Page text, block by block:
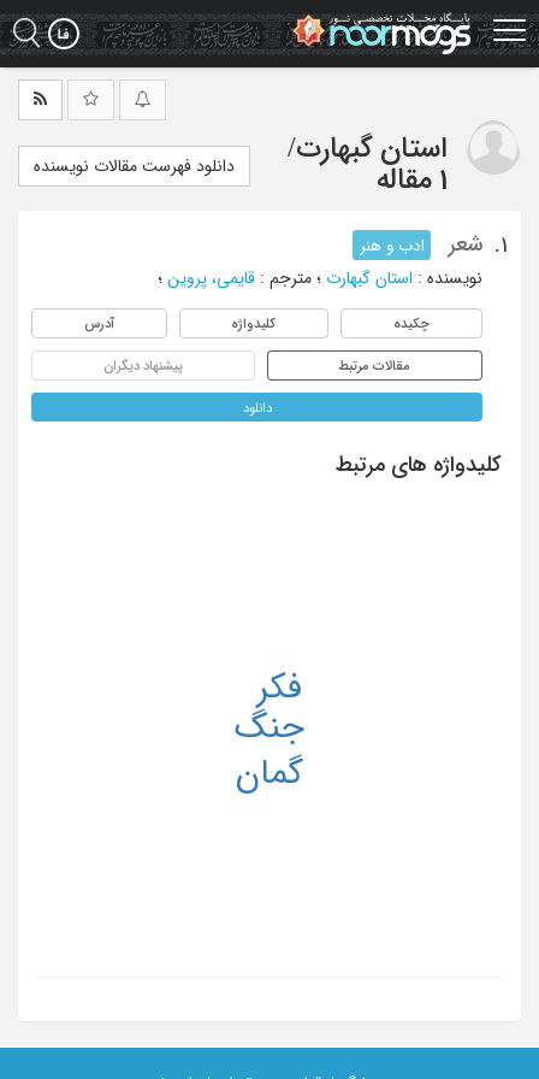
Skip
to
main
استان گبهارت/
1 مقاله
دانلود فهرست مقالات نویسنده
1. شعر
ادب و هنر
نویسنده : استان گبهارت ؛ مترجم : قایمی، پروین ؛
چکیده کلیدواژه آدرس
مقالات مرتبط پیشنهاد دیگران
دانلود
کلیدواژه های مرتبط
جنگ
فکر
گمان